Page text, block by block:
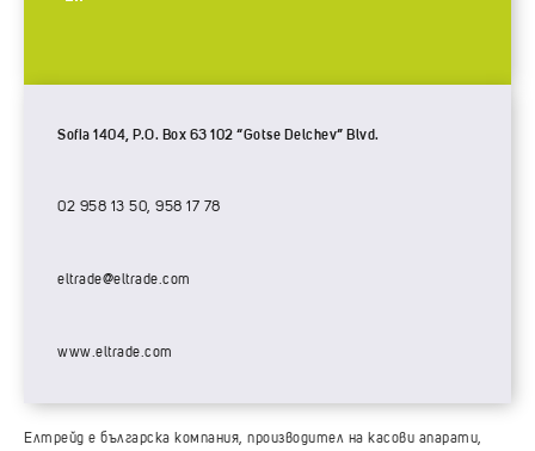
Sofia 1404, P.O. Box 63 102 “Gotse Delchev” Blvd.
02 958 13 50, 958 17 78
eltrade@eltrade.com
www.eltrade.com
Елтрейд е българска компания, производител на касови апарати,